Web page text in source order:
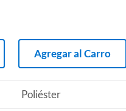
Agregar al Carro
Poliéster